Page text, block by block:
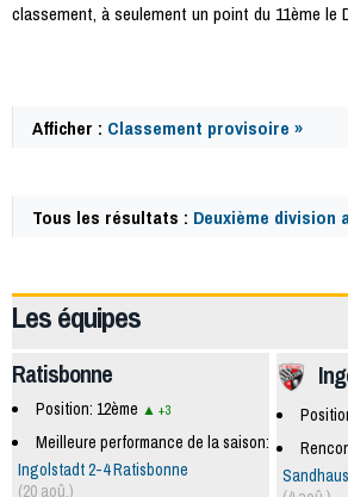
classement, à seulement un point du 11ème le
Afficher : Classement provisoire »
Tous les résultats : Deuxième division
Les équipes
Ratisbonne
Position: 12ème +3
Meilleure performance de la saison:
Ingolstadt 2-4 Ratisbonne
(20 aoû.)